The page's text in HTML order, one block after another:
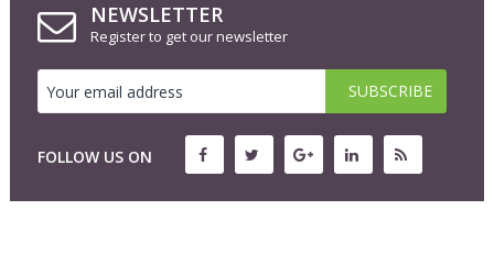
NEWSLETTER
Register to get our newsletter
FOLLOW US ON